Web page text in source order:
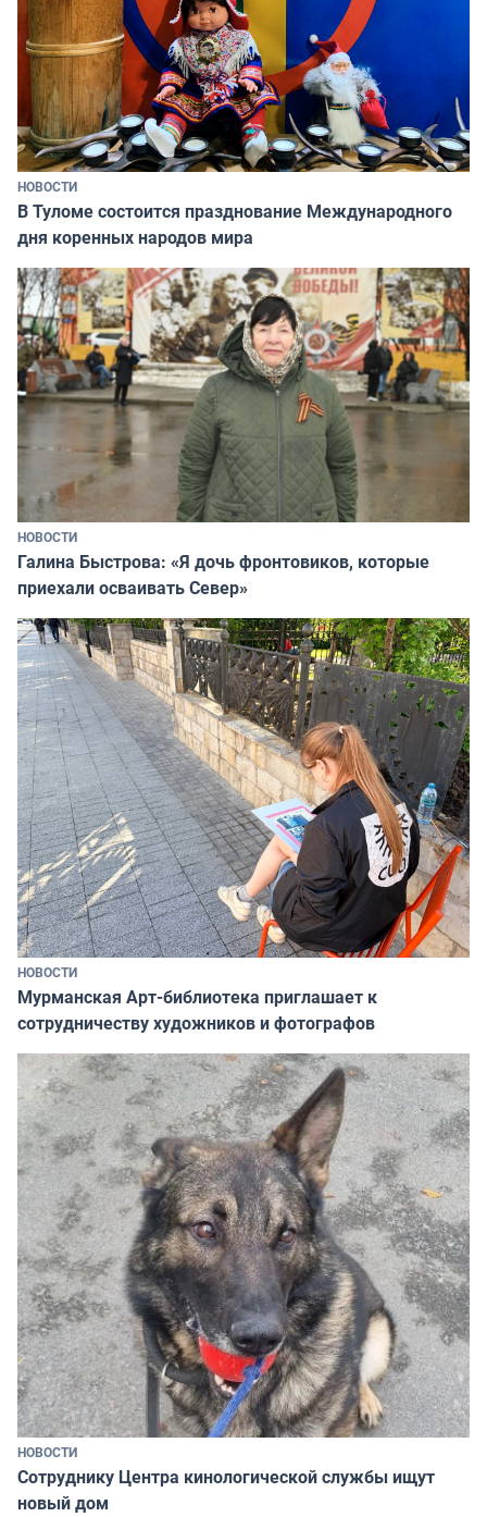
НОВОСТИ
В Туломе состоится празднование Международного
дня коренных народов мира
НОВОСТИ
Галина Быстрова: «Я дочь фронтовиков, которые
приехали осваивать Север»
НОВОСТИ
Мурманская Арт-библиотека приглашает к
сотрудничеству художников и фотографов
НОВОСТИ
Сотруднику Центра кинологической службы ищут
новый дом